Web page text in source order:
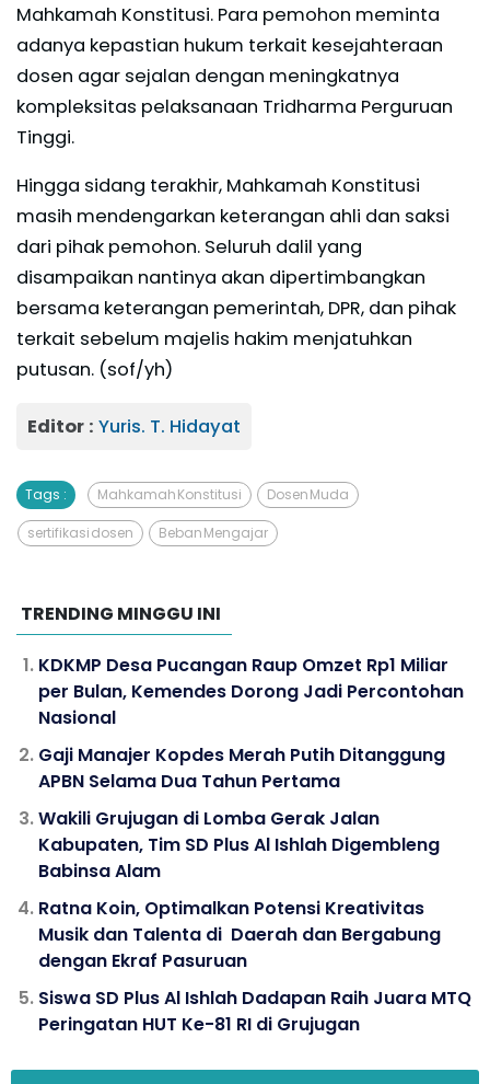
Mahkamah Konstitusi. Para pemohon meminta
adanya kepastian hukum terkait kesejahteraan
dosen agar sejalan dengan meningkatnya
kompleksitas pelaksanaan Tridharma Perguruan
Tinggi.
Hingga sidang terakhir, Mahkamah Konstitusi
masih mendengarkan keterangan ahli dan saksi
dari pihak pemohon. Seluruh dalil yang
disampaikan nantinya akan dipertimbangkan
bersama keterangan pemerintah, DPR, dan pihak
terkait sebelum majelis hakim menjatuhkan
putusan. (sof/yh)
Editor : Yuris. T. Hidayat
Tags : Mahkamah Konstitusi Dosen Muda
sertifikasi dosen Beban Mengajar
TRENDING MINGGU INI
KDKMP Desa Pucangan Raup Omzet Rp1 Miliar
per Bulan, Kemendes Dorong Jadi Percontohan
Nasional
Gaji Manajer Kopdes Merah Putih Ditanggung
APBN Selama Dua Tahun Pertama
Wakili Grujugan di Lomba Gerak Jalan
Kabupaten, Tim SD Plus Al Ishlah Digembleng
Babinsa Alam
Ratna Koin, Optimalkan Potensi Kreativitas
Musik dan Talenta di Daerah dan Bergabung
dengan Ekraf Pasuruan
Siswa SD Plus Al Ishlah Dadapan Raih Juara MTQ
Peringatan HUT Ke-81 RI di Grujugan